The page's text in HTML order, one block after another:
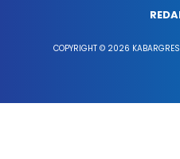
COPYRIGHT © 2026